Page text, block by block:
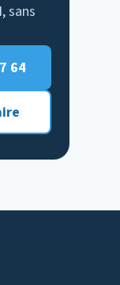
sans
64